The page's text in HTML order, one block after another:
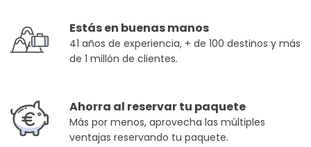
Estás en buenas manos
41 años de experiencia, + de 100 destinos y más
de 1 millón de clientes.
Ahorra al reservar tu paquete
Más por menos, aprovecha las múltiples
ventajas reservando tu paquete.